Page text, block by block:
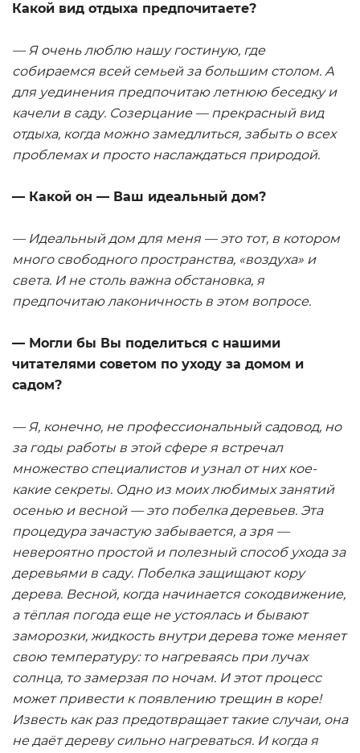
Какой вид отдыха предпочитаете?
— Я очень люблю нашу гостиную, где
собираемся всей семьей за большим столом. А
для уединения предпочитаю летнюю беседку и
качели в саду. Созерцание — прекрасный вид
отдыха, когда можно замедлиться, забыть о всех
проблемах и просто наслаждаться природой.
— Какой он — Ваш идеальный дом?
— Идеальный дом для меня — это тот, в котором
много свободного пространства, «воздуха» и
света. И не столь важна обстановка, я
предпочитаю лаконичность в этом вопросе.
— Могли бы Вы поделиться с нашими
читателями советом по уходу за домом и
садом?
— Я, конечно, не профессиональный садовод, но
за годы работы в этой сфере я встречал
множество специалистов и узнал от них кое-
какие секреты. Одно из моих любимых занятий
осенью и весной — это побелка деревьев. Эта
процедура зачастую забывается, а зря —
невероятно простой и полезный способ ухода за
деревьями в саду. Побелка защищают кору
дерева. Весной, когда начинается сокодвижение,
а тёплая погода еще не устоялась и бывают
заморозки, жидкость внутри дерева тоже меняет
свою температуру: то нагреваясь при лучах
солнца, то замерзая по ночам. И этот процесс
может привести к появлению трещин в коре!
Известь как раз предотвращает такие случаи, она
не даёт дереву сильно нагреваться. И когда я